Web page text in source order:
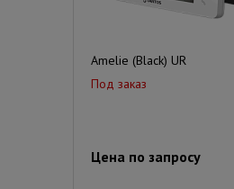
Amelie (Black) UR
Под заказ
Цена по запросу